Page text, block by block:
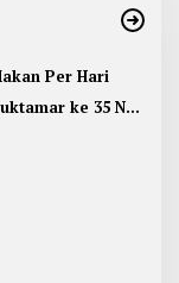
Per Hari
ke 35 NU